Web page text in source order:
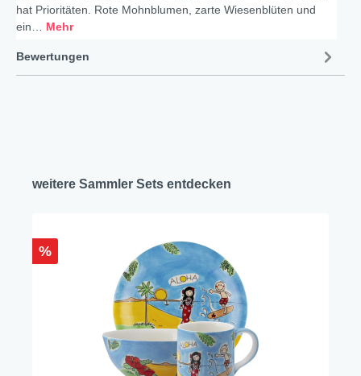
hat Prioritäten. Rote Mohnblumen, zarte Wiesenblüten und
ein… Mehr
Bewertungen
weitere Sammler Sets entdecken
%